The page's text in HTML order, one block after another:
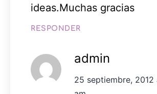
ideas.Muchas gracias
RESPONDER
admin
25 septiembre, 2012